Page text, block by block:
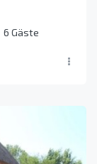
6 Gäste